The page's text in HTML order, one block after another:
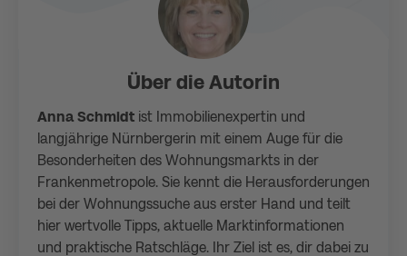
Über die Autorin
Anna Schmidt ist Immobilienexpertin und
langjährige Nürnbergerin mit einem Auge für die
Besonderheiten des Wohnungsmarkts in der
Frankenmetropole. Sie kennt die Herausforderungen
bei der Wohnungssuche aus erster Hand und teilt
hier wertvolle Tipps, aktuelle Marktinformationen
und praktische Ratschläge. Ihr Ziel ist es, dir dabei zu